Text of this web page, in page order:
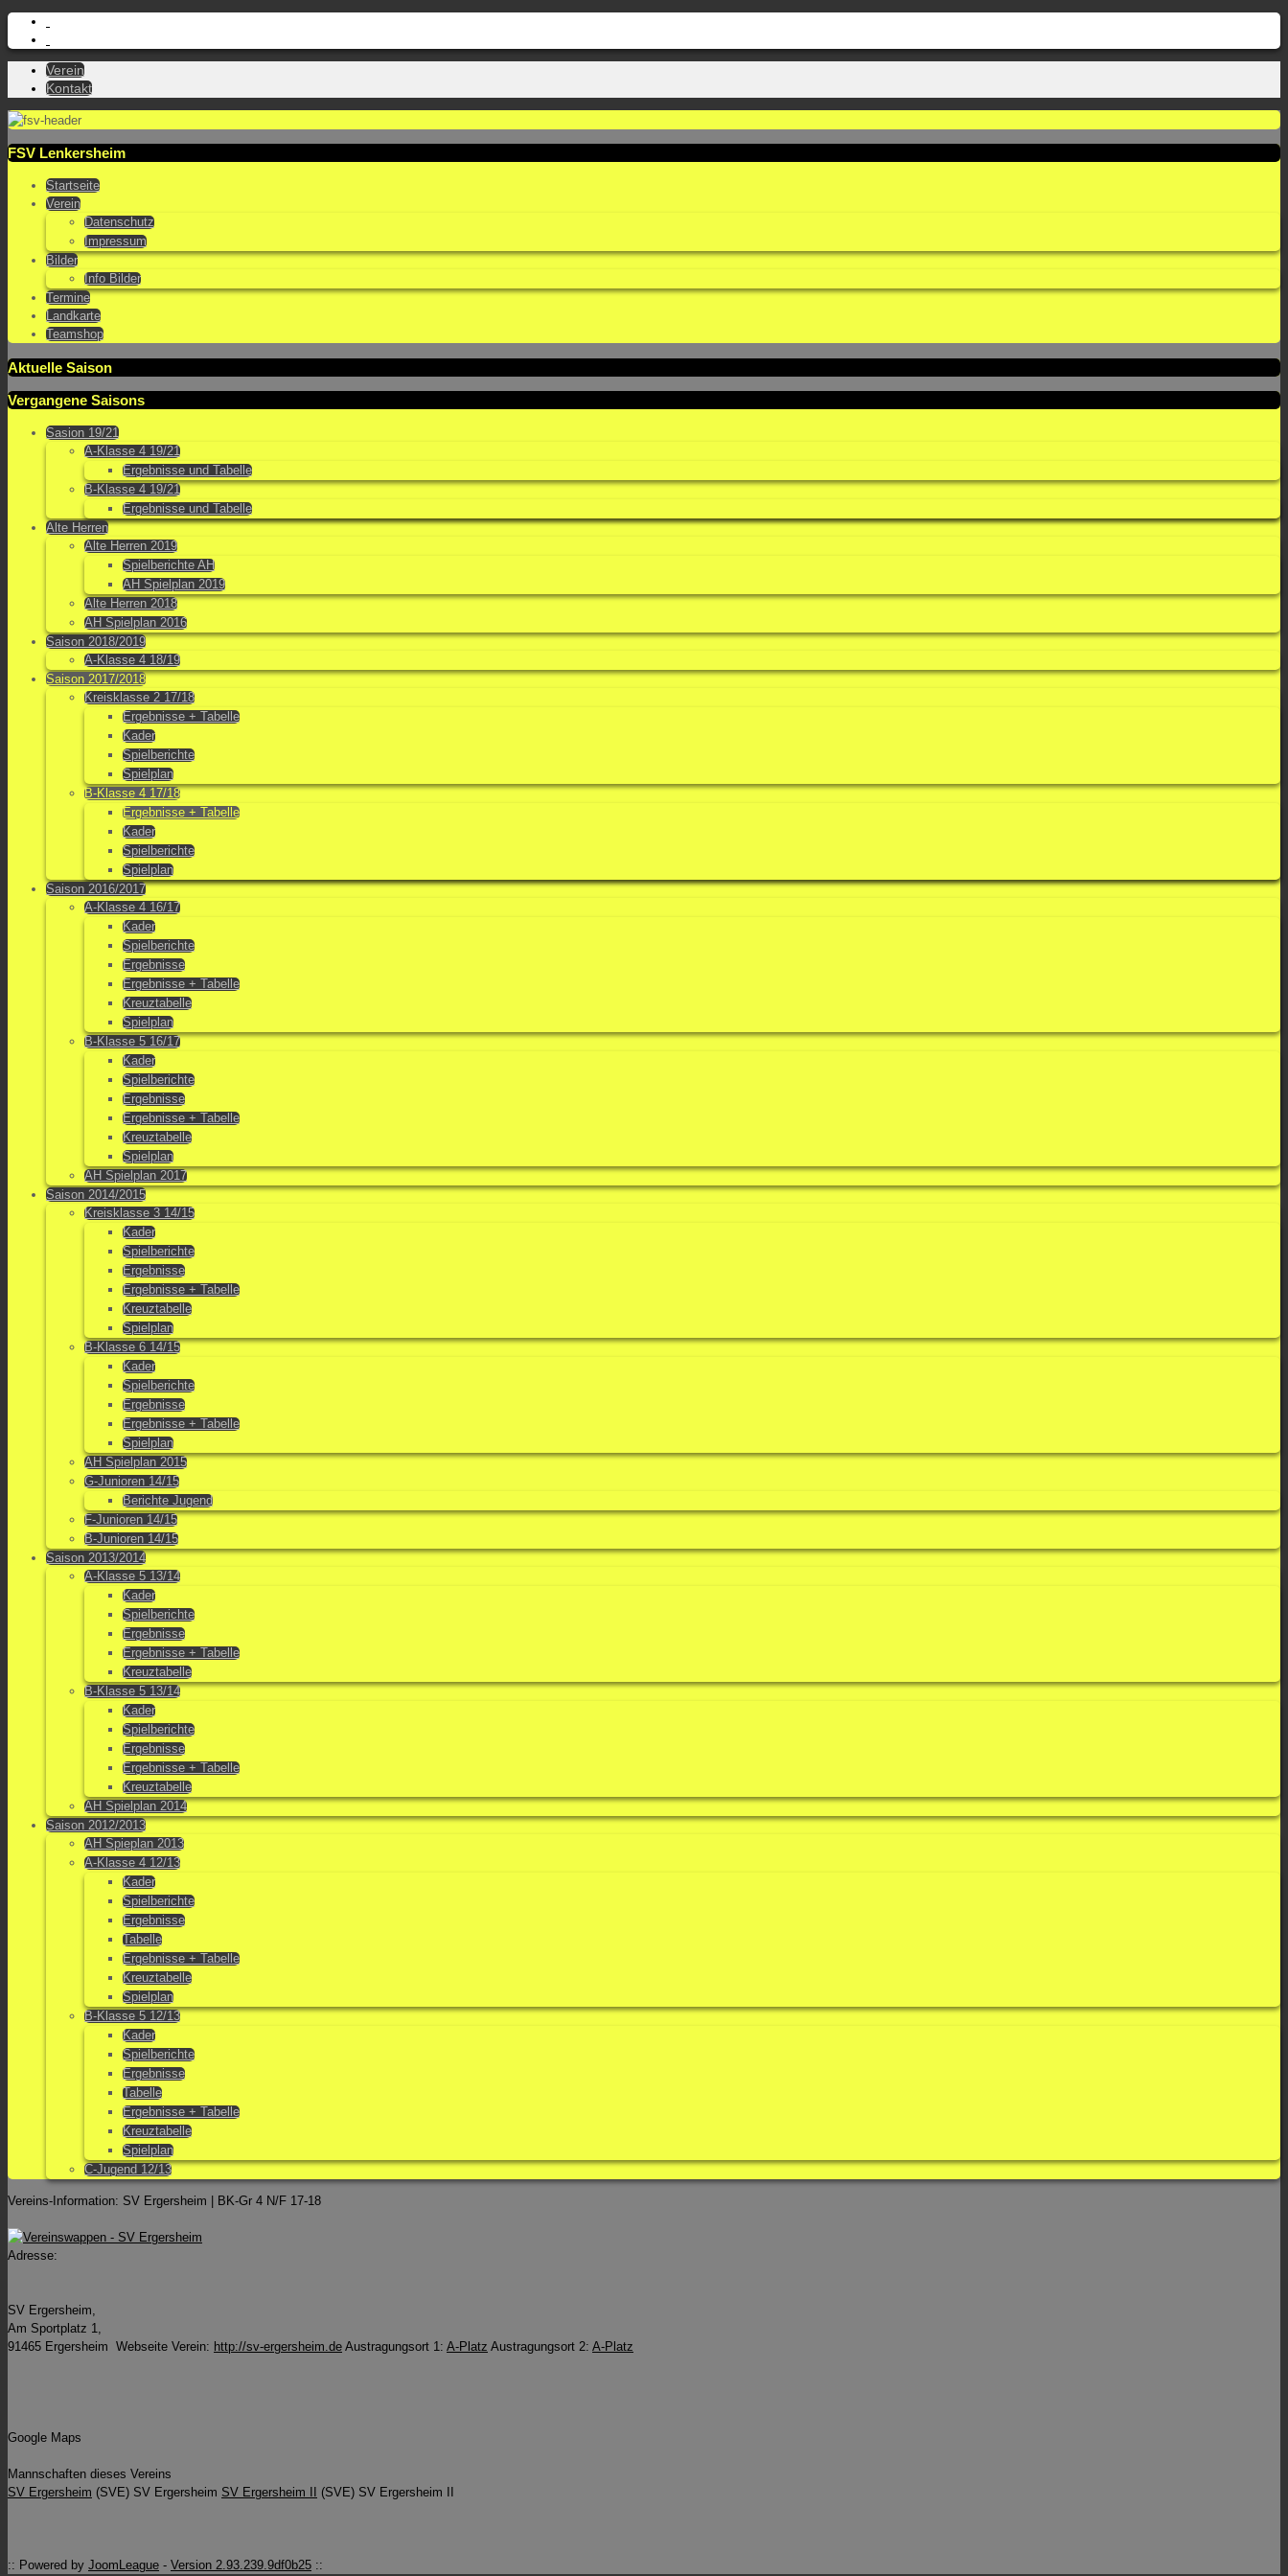
Verein
Kontakt
FSV Lenkersheim
Startseite
Verein
Datenschutz
Impressum
Bilder
Info Bilder
Termine
Landkarte
Teamshop
Aktuelle Saison
Vergangene Saisons
Sasion 19/21
A-Klasse 4 19/21
Ergebnisse und Tabelle
B-Klasse 4 19/21
Ergebnisse und Tabelle
Alte Herren
Alte Herren 2019
Spielberichte AH
AH Spielplan 2019
Alte Herren 2018
AH Spielplan 2016
Saison 2018/2019
A-Klasse 4 18/19
Saison 2017/2018
Kreisklasse 2 17/18
Ergebnisse + Tabelle
Kader
Spielberichte
Spielplan
B-Klasse 4 17/18
Ergebnisse + Tabelle
Kader
Spielberichte
Spielplan
Saison 2016/2017
A-Klasse 4 16/17
Kader
Spielberichte
Ergebnisse
Ergebnisse + Tabelle
Kreuztabelle
Spielplan
B-Klasse 5 16/17
Kader
Spielberichte
Ergebnisse
Ergebnisse + Tabelle
Kreuztabelle
Spielplan
AH Spielplan 2017
Saison 2014/2015
Kreisklasse 3 14/15
Kader
Spielberichte
Ergebnisse
Ergebnisse + Tabelle
Kreuztabelle
Spielplan
B-Klasse 6 14/15
Kader
Spielberichte
Ergebnisse
Ergebnisse + Tabelle
Spielplan
AH Spielplan 2015
G-Junioren 14/15
Berichte Jugend
F-Junioren 14/15
B-Junioren 14/15
Saison 2013/2014
A-Klasse 5 13/14
Kader
Spielberichte
Ergebnisse
Ergebnisse + Tabelle
Kreuztabelle
B-Klasse 5 13/14
Kader
Spielberichte
Ergebnisse
Ergebnisse + Tabelle
Kreuztabelle
AH Spielplan 2014
Saison 2012/2013
AH Spieplan 2013
A-Klasse 4 12/13
Kader
Spielberichte
Ergebnisse
Tabelle
Ergebnisse + Tabelle
Kreuztabelle
Spielplan
B-Klasse 5 12/13
Kader
Spielberichte
Ergebnisse
Tabelle
Ergebnisse + Tabelle
Kreuztabelle
Spielplan
C-Jugend 12/13
Vereins-Information: SV Ergersheim | BK-Gr 4 N/F 17-18
Adresse:
SV Ergersheim,
Am Sportplatz 1,
91465 Ergersheim Webseite Verein: http://sv-ergersheim.de Austragungsort 1: A-Platz Austragungsort 2: A-Platz
Google Maps
Mannschaften dieses Vereins
SV Ergersheim (SVE) SV Ergersheim SV Ergersheim II (SVE) SV Ergersheim II
:: Powered by JoomLeague - Version 2.93.239.9df0b25 ::